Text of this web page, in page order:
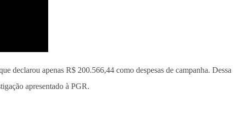
declarou apenas R$ 200.566,44 como despesas de campanha. Dessa
apresentado à PGR.